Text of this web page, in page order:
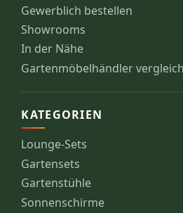
Gewerblich bestellen
Showrooms
In der Nähe
Gartenmöbelhändler
KATEGORIEN
Lounge-Sets
Gartensets
Gartenstühle
Sonnenschirme